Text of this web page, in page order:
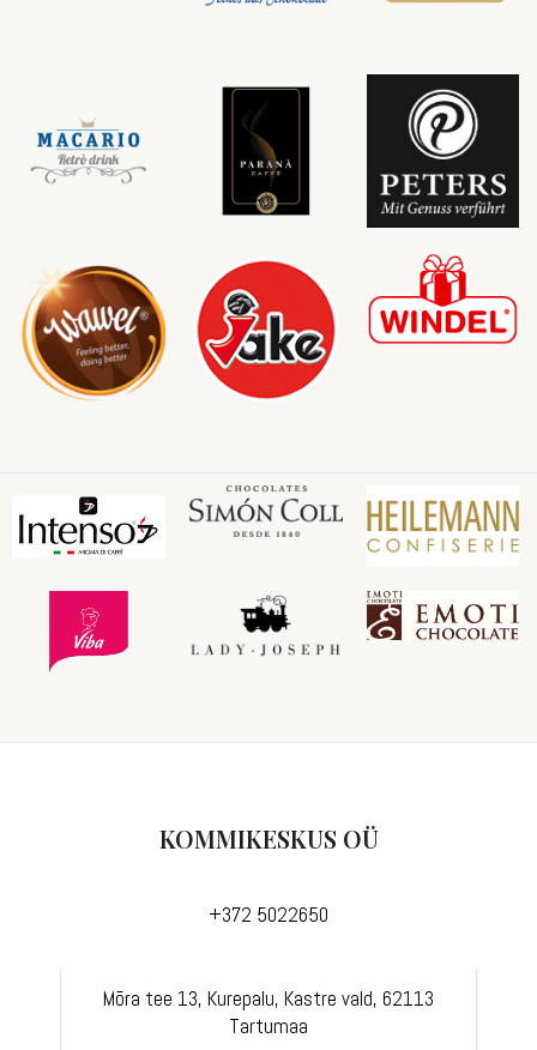
KOMMIKESKUS OÜ
+372 5022650
Mõra tee 13, Kurepalu, Kastre vald, 62113
Tartumaa